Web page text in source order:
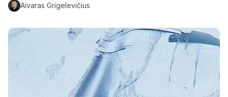
Aivaras Grigelevičius